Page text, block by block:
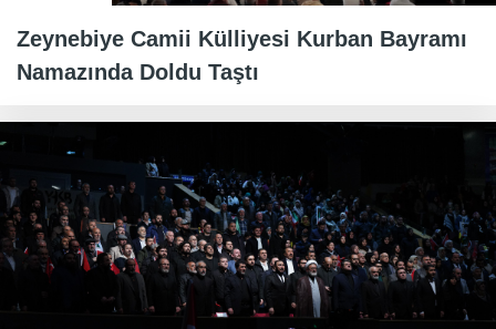
Zeynebiye Camii Külliyesi Kurban Bayramı
Namazında Doldu Taştı